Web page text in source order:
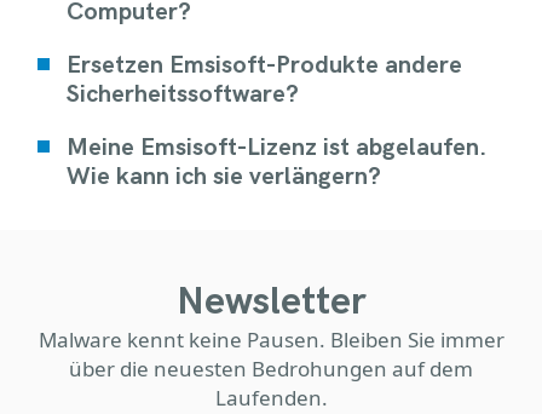
Computer?
Ersetzen Emsisoft-Produkte andere
Sicherheitssoftware?
Meine Emsisoft-Lizenz ist abgelaufen.
Wie kann ich sie verlängern?
Newsletter
Malware kennt keine Pausen. Bleiben Sie immer
über die neuesten Bedrohungen auf dem
Laufenden.